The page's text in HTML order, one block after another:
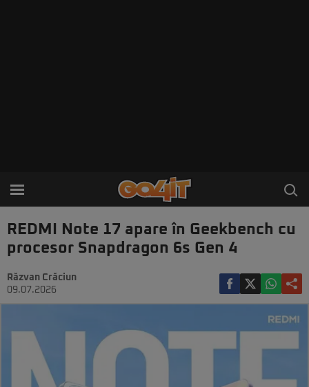
REDMI Note 17 apare în Geekbench cu
procesor Snapdragon 6s Gen 4
Răzvan Crăciun
09.07.2026